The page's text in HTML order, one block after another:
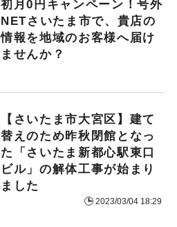
初月0円キャンペーン！号外
NETさいたま市で、貴店の
情報を地域のお客様へ届け
ませんか？
【さいたま市大宮区】建て
替えのため昨秋閉館となっ
た「さいたま新都心駅東口
ビル」の解体工事が始まり
ました
2023/03/04 18:29